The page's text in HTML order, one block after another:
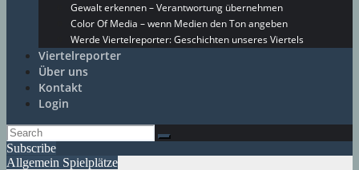
Gewalt erkennen – Verantwortung übernehmen
Color Of Media – wenn Medien den Ton angeben
Werde Viertelreporter: Geschichten unseres Viertels
Viertelreporter
Über uns
Kontakt
Login
Subscribe
Allgemein Spielplätze